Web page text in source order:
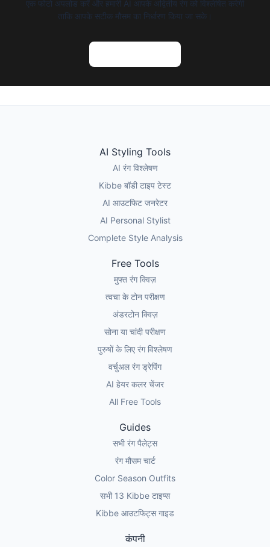
एक फोटो अपलोड करें और हमारी AI आपके अद्वितीय रंग को विश्लेषित करेगी
ताकि आपके सटीक मौसम का निर्धारण किया जा सके।
AI Styling Tools
AI रंग विश्लेषण
Kibbe बॉडी टाइप टेस्ट
AI आउटफिट जनरेटर
AI Personal Stylist
Complete Style Analysis
Free Tools
मुफ्त रंग क्विज़
त्वचा के टोन परीक्षण
अंडरटोन क्विज़
सोना या चांदी परीक्षण
पुरुषों के लिए रंग विश्लेषण
वर्चुअल रंग ड्रेपिंग
AI हेयर कलर चेंजर
All Free Tools
Guides
सभी रंग पैलेट्स
रंग मौसम चार्ट
Color Season Outfits
सभी 13 Kibbe टाइप्स
Kibbe आउटफिट्स गाइड
कंपनी